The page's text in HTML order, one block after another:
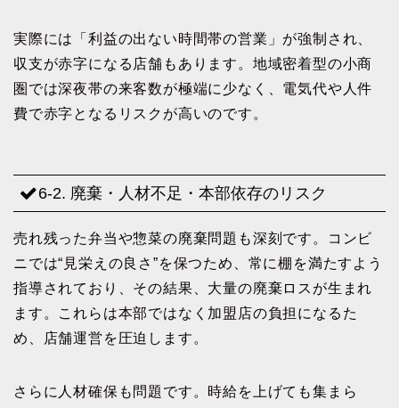
実際には「利益の出ない時間帯の営業」が強制され、
収支が赤字になる店舗もあります。地域密着型の小商
圏では深夜帯の来客数が極端に少なく、電気代や人件
費で赤字となるリスクが高いのです。
6-2. 廃棄・人材不足・本部依存のリスク
売れ残った弁当や惣菜の廃棄問題も深刻です。コンビ
ニでは“見栄えの良さ”を保つため、常に棚を満たすよう
指導されており、その結果、大量の廃棄ロスが生まれ
ます。これらは本部ではなく加盟店の負担になるた
め、店舗運営を圧迫します。
さらに人材確保も問題です。時給を上げても集まら